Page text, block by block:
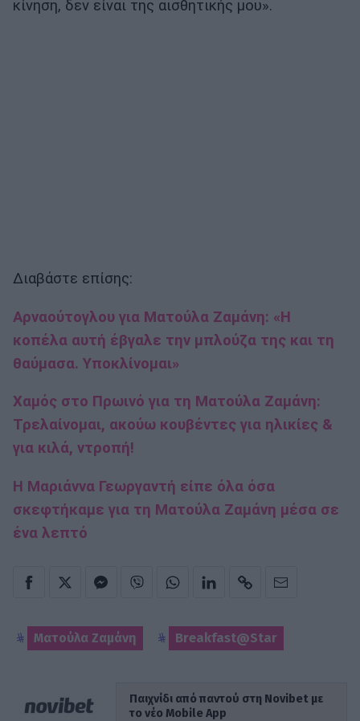
κίνηση, δεν είναι της αισθητικής μου».
Διαβάστε επίσης:
Αρναούτογλου για Ματούλα Ζαμάνη: «Η
κοπέλα αυτή έβγαλε την μπλούζα της και τη
θαύμασα. Υποκλίνομαι»
Χαμός στο Πρωινό για τη Ματούλα Ζαμάνη:
Τρελαίνομαι, ακούω κουβέντες για ηλικίες &
για κιλά, ντροπή!
Η Μαριάννα Γεωργαντή είπε όλα όσα
σκεφτήκαμε για τη Ματούλα Ζαμάνη μέσα σε
ένα λεπτό
Ματούλα Ζαμάνη Breakfast@Star
Παιχνίδι από παντού στη Novibet με
το νέο Mobile App